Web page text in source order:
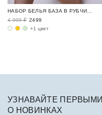
4 999 ₽ 2499
+1 цвет
УЗНАВАЙТЕ ПЕРВЫМИ
О НОВИНКАХ